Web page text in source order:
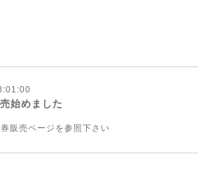
始めました
販売ページを参照下さい